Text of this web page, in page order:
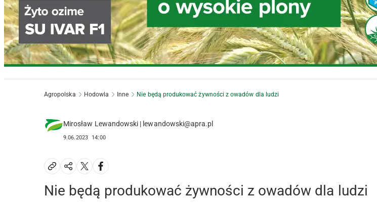
Agropolska Hodowla Inne Nie będą produkować żywności z owadów dla ludzi
Mirosław Lewandowski | lewandowski@apra.pl
9.06.2023 14:00
Nie będą produkować żywności z owadów dla ludzi